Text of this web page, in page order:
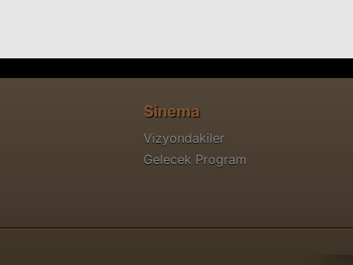
Sinema
Vizyondakiler
Gelecek Program